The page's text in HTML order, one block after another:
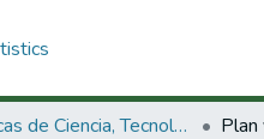
Políticas de Ciencia, Tecnología e Innovación